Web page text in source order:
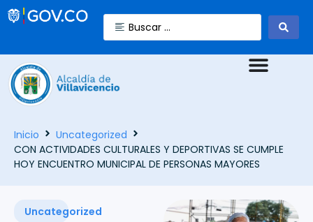
Inicio
Uncategorized
CON ACTIVIDADES CULTURALES Y DEPORTIVAS SE CUMPLE
HOY ENCUENTRO MUNICIPAL DE PERSONAS MAYORES
Uncategorized